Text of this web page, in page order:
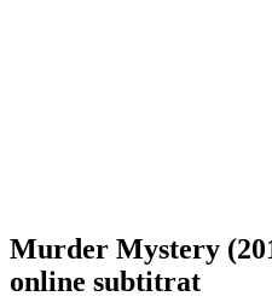
Murder Mystery
online subtitrat